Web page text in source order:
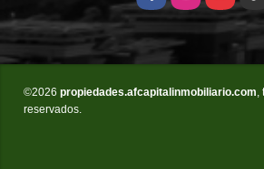
©2026 propiedades.afcapitalinmobiliario.com,
reservados.